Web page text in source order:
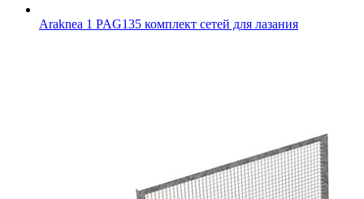
Araknea 1 PAG135 комплект сетей для лазания